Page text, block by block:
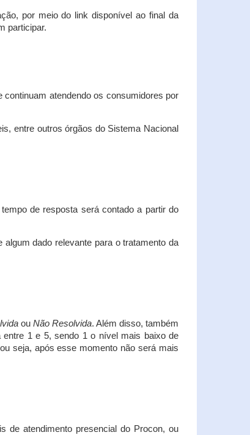
por meio do link disponível ao final da
participar.
atendendo os consumidores por
entre outros órgãos do Sistema Nacional
de resposta será contado a partir do
dado relevante para o tratamento da
ou Não Resolvida. Além disso, também
entre 1 e 5, sendo 1 o nível mais baixo de
seja, após esse momento não será mais
de atendimento presencial do Procon, ou